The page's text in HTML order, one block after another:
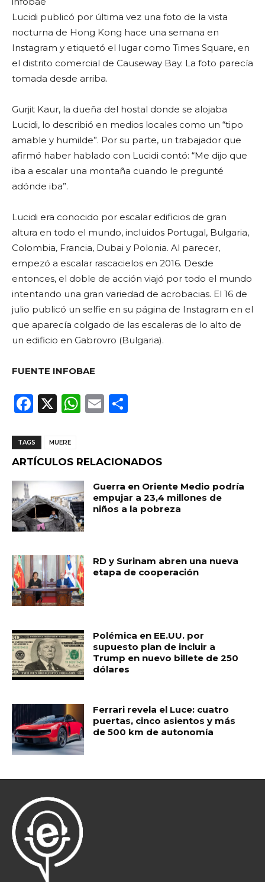
Lucidi publicó por última vez una foto de la vista
nocturna de Hong Kong hace una semana en
Instagram y etiquetó el lugar como Times Square, en
el distrito comercial de Causeway Bay. La foto parecía
tomada desde arriba.
Gurjit Kaur, la dueña del hostal donde se alojaba
Lucidi, lo describió en medios locales como un “tipo
amable y humilde”. Por su parte, un trabajador que
afirmó haber hablado con Lucidi contó: “Me dijo que
iba a escalar una montaña cuando le pregunté
adónde iba”.
Lucidi era conocido por escalar edificios de gran
altura en todo el mundo, incluidos Portugal, Bulgaria,
Colombia, Francia, Dubai y Polonia. Al parecer,
empezó a escalar rascacielos en 2016. Desde
entonces, el doble de acción viajó por todo el mundo
intentando una gran variedad de acrobacias. El 16 de
julio publicó un selfie en su página de Instagram en el
que aparecía colgado de las escaleras de lo alto de
un edificio en Gabrovro (Bulgaria).
FUENTE INFOBAE
F
c
e
b
o
o
k
X
W
ts
A
p
p
E
l
p
ar
ti
r
TAGS MUERE
ARTÍCULOS RELACIONADOS
Guerra en Oriente Medio podría
empujar a 23,4 millones de
niños a la pobreza
RD y Surinam abren una nueva
etapa de cooperación
Polémica en EE.UU. por
supuesto plan de incluir a
Trump en nuevo billete de 250
dólares
Ferrari revela el Luce: cuatro
puertas, cinco asientos y más
de 500 km de autonomía